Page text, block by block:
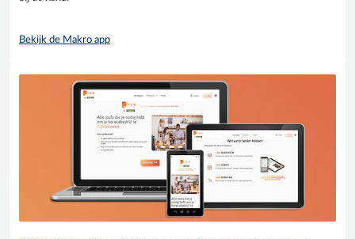
Bekijk de Makro app